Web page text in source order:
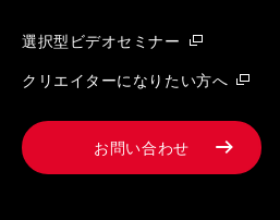
選択型ビデオセミナー
クリエイターになりたい方へ
お問い合わせ